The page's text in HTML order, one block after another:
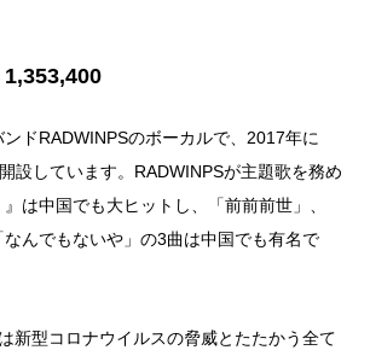
1,353,400
ドRADWINPSのボーカルで、2017年に
設しています。RADWINPSが主題歌を務め
は中国でも大ヒットし、「前前前世」、
なんでもないや」の3曲は中国でも有名で
新型コロナウイルスの脅威とたたかう全て